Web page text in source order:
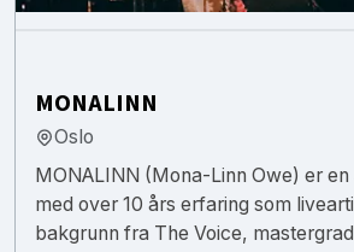
MONALINN
Oslo
MONALINN (Mona-Linn Owe) er
med over 10 års erfaring som
bakgrunn fra The Voice,